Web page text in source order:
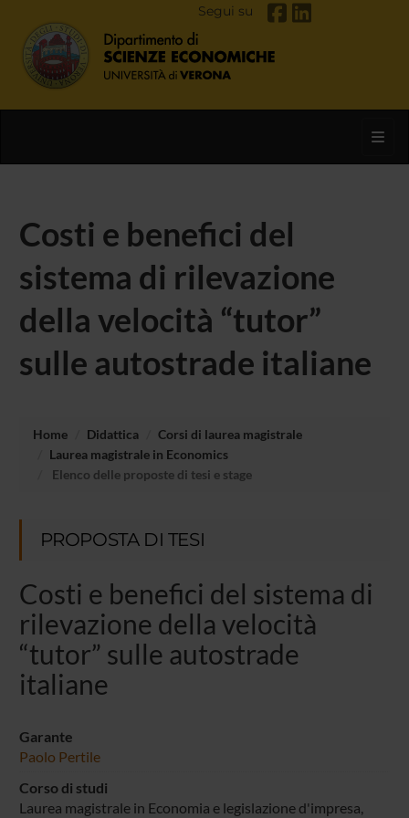
Segui su
Costi e benefici del
sistema di rilevazione
della velocità “tutor”
sulle autostrade italiane
Home Didattica
Corsi di laurea magistrale
Laurea magistrale in Economics
Elenco delle proposte di tesi e stage
PROPOSTA DI TESI
Costi e benefici del sistema di
rilevazione della velocità
“tutor” sulle autostrade
italiane
Garante
Paolo Pertile
Corso di studi
Laurea magistrale in Economia e legislazione d'impresa,